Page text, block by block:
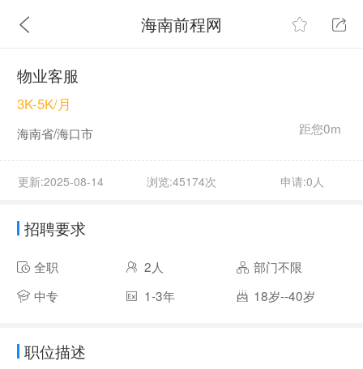
海南前程网
物业客服
距您0m
3K-5K/月
海南省/海口市
更新:2025-08-14 浏览:45174次 申请:0人
招聘要求
全职 2人
部门不限
中专
1-3年 18岁--40岁
职位描述